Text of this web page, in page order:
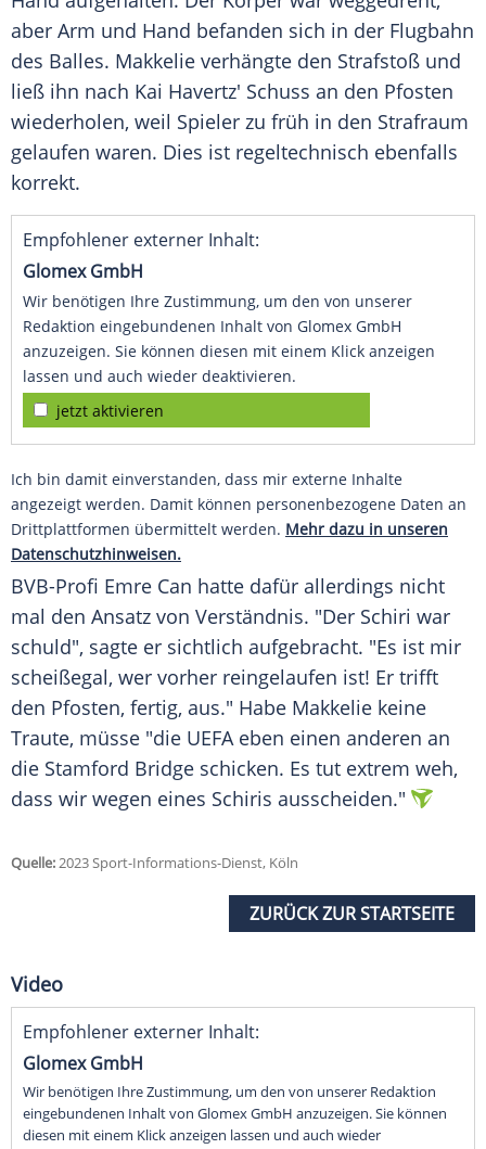
aber Arm und Hand befanden sich in der Flugbahn
des Balles. Makkelie verhängte den Strafstoß und
ließ ihn nach Kai Havertz' Schuss an den Pfosten
wiederholen, weil Spieler zu früh in den Strafraum
gelaufen waren. Dies ist regeltechnisch ebenfalls
korrekt.
Empfohlener externer Inhalt:
Glomex GmbH
Wir benötigen Ihre Zustimmung, um den von unserer
Redaktion eingebundenen Inhalt von Glomex GmbH
anzuzeigen. Sie können diesen mit einem Klick anzeigen
lassen und auch wieder deaktivieren.
jetzt aktivieren
Ich bin damit einverstanden, dass mir externe Inhalte
angezeigt werden. Damit können personenbezogene Daten an
Drittplattformen übermittelt werden. Mehr dazu in unseren
Datenschutzhinweisen.
BVB-Profi Emre Can hatte dafür allerdings nicht
mal den Ansatz von Verständnis. "Der Schiri war
schuld", sagte er sichtlich aufgebracht. "Es ist mir
scheißegal, wer vorher reingelaufen ist! Er trifft
den Pfosten, fertig, aus." Habe Makkelie keine
Traute, müsse "die UEFA eben einen anderen an
die Stamford Bridge schicken. Es tut extrem weh,
dass wir wegen eines Schiris ausscheiden."
Quelle:2023 Sport-Informations-Dienst, Köln
ZURÜCK ZUR STARTSEITE
Video
Empfohlener externer Inhalt:
Glomex GmbH
Wir benötigen Ihre Zustimmung, um den von unserer Redaktion
eingebundenen Inhalt von Glomex GmbH anzuzeigen. Sie können
diesen mit einem Klick anzeigen lassen und auch wieder